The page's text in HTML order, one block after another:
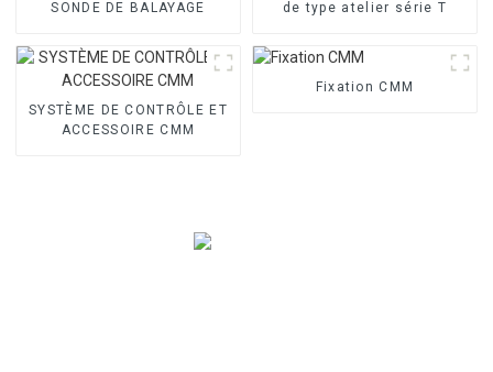
SONDE DE BALAYAGE
de type atelier série T
SYSTÈME DE CONTRÔLE ET
ACCESSOIRE CMM
Fixation CMM